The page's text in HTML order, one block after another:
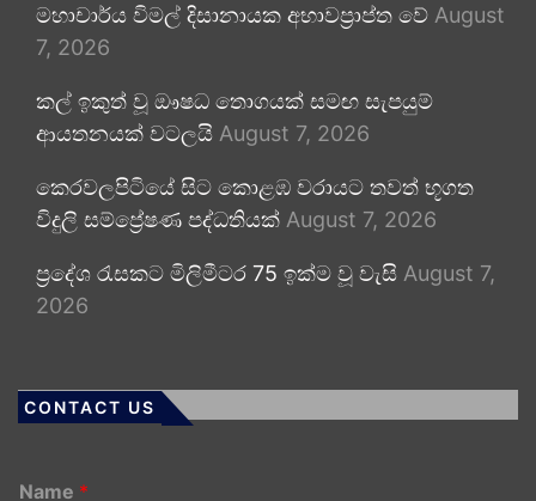
මහාචාර්ය විමල් දිසානායක අභාවප්‍රාප්ත වේ August
7, 2026
කල් ඉකුත් වූ ඖෂධ තොගයක් සමඟ සැපයුම්
ආයතනයක් වටලයි August 7, 2026
කෙරවලපිටියේ සිට කොළඹ වරායට තවත් භූගත
විදුලි සම්ප්‍රේෂණ පද්ධතියක් August 7, 2026
ප්‍රදේශ රැසකට මිලිමීටර 75 ඉක්ම වූ වැසි August 7,
2026
CONTACT US
Name *